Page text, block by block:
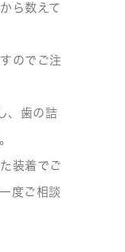
ら数えて
のでご注
、歯の詰
装着でご
度ご相談